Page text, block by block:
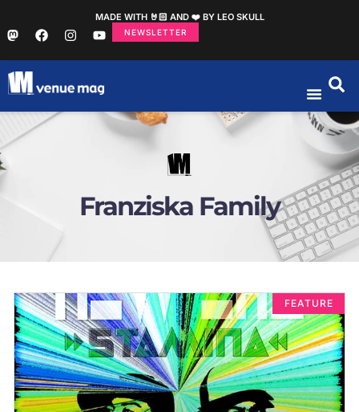
MADE WITH 🤘🏻 AND ❤️ BY LEO SKULL
NEWSLETTER
Franziska Family
FEATURE